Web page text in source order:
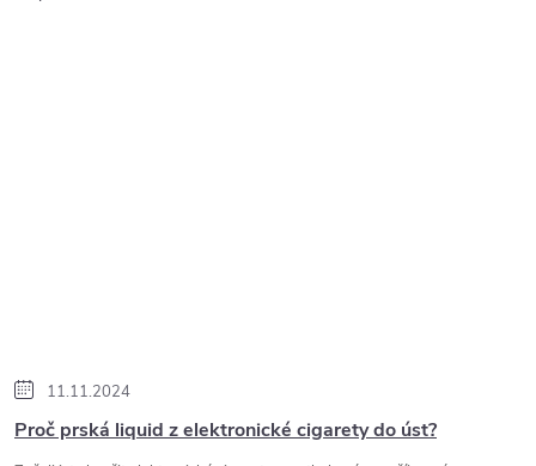
11.11.2024
Proč prská liquid z elektronické cigarety do úst?